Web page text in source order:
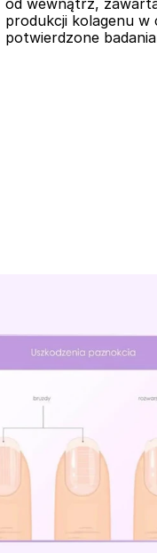
od wewnątrz,
produkcji kolagenu w
potwierdzone